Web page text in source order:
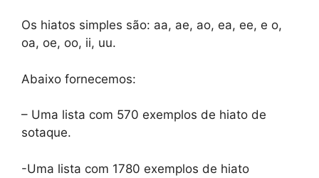
Os hiatos simples são: aa, ae, ao, ea, ee, e o,
oa, oe, oo, ii, uu.
Abaixo fornecemos:
– Uma lista com 570 exemplos de hiato de
sotaque.
-Uma lista com 1780 exemplos de hiato